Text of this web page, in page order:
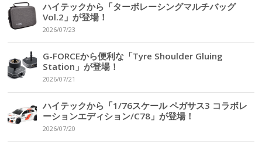
ハイテックから「ターボレーシングマルチバッグ
Vol.2」が登場！
2026/07/23
G-FORCEから便利な「Tyre Shoulder Gluing
Station」が登場！
2026/07/21
ハイテックから「1/76スケール ペガサス3 コラボレ
ーションエディション/C78」が登場！
2026/07/20